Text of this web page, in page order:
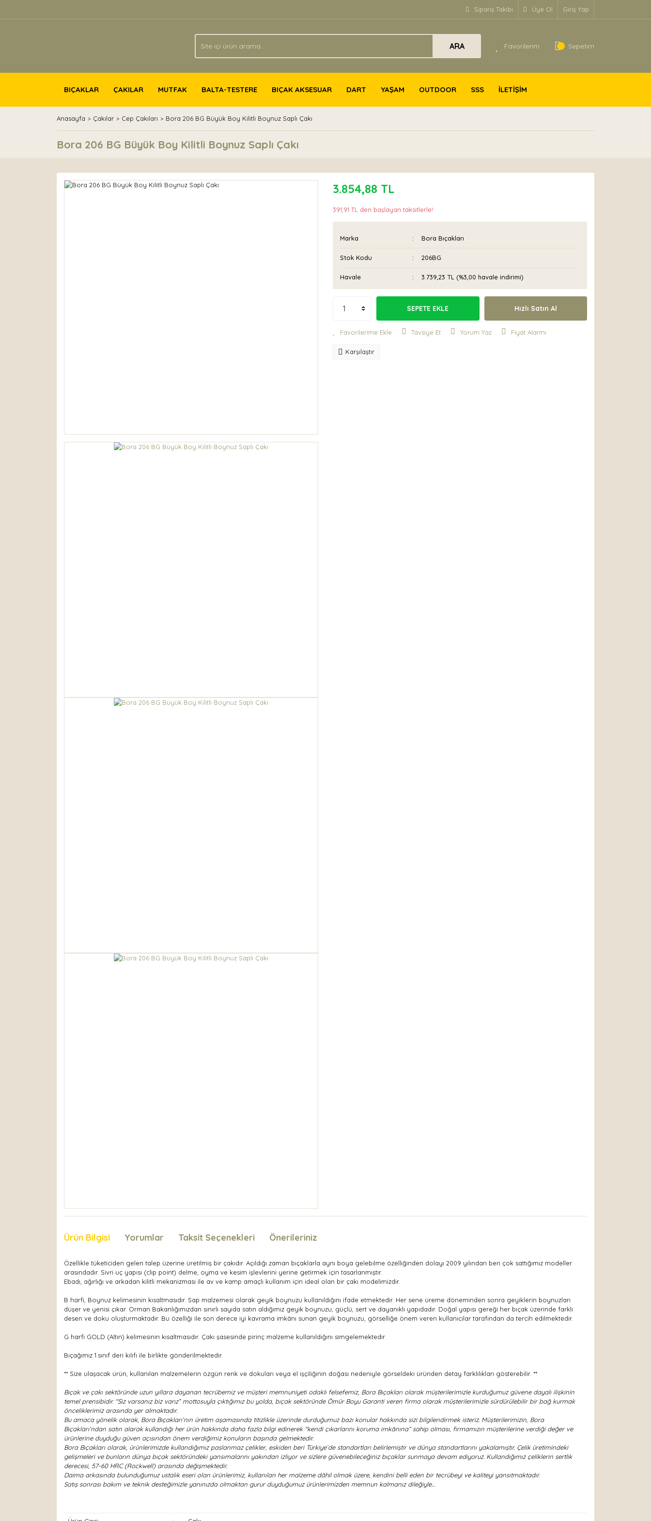
Sipariş Takibi Üye Ol Giriş Yap
ARA Favorilerim Sepetim
BIÇAKLAR ÇAKILAR MUTFAK BALTA-TESTERE BIÇAK AKSESUAR DART YAŞAM OUTDOOR SSS İLETİŞİM
Anasayfa Çakılar Cep Çakıları Bora 206 BG Büyük Boy Kilitli Boynuz Saplı Çakı
Bora 206 BG Büyük Boy Kilitli Boynuz Saplı Çakı
3.854,88 TL
391,91 TL den başlayan taksitlerle!
Marka Bora Bıçakları
Stok Kodu 206BG
Havale 3.739,23 TL (%3,00 havale indirimi)
SEPETE EKLE Hızlı Satın Al
Tavsiye Et Yorum Yaz Fiyat Alarmı
Karşılaştır
Ürün Bilgisi Yorumlar Taksit Seçenekleri Önerileriniz
Özellikle tüketiciden gelen talep üzerine üretilmiş bir çakıdır. Açıldığı zaman bıçaklarla aynı boya gelebilme özelliğinden dolayı 2009 yılından beri çok sattığımız modeller
arasındadır. Sivri uç yapısı (clip point) delme, oyma ve kesim işlevlerini yerine getirmek için tasarlanmıştır.
Ebadı, ağırlığı ve arkadan kilitli mekanizması ile av ve kamp amaçlı kullanım için ideal olan bir çakı modelimizdir.
B harfi, Boynuz kelimesinin kısaltmasıdır. Sap malzemesi olarak geyik boynuzu kullanıldığını ifade etmektedir. Her sene üreme döneminden sonra geyiklerin boynuzları
düşer ve yenisi çıkar. Orman Bakanlığımızdan sınırlı sayıda satın aldığımız geyik boynuzu, güçlü, sert ve dayanıklı yapıdadır. Doğal yapısı gereği her bıçak üzerinde farklı
desen ve doku oluşturmaktadır. Bu özelliği ile son derece iyi kavrama imkânı sunan geyik boynuzu, görselliğe önem veren kullanıcılar tarafından da tercih edilmektedir.
G harfi GOLD (Altın) kelimesinin kısaltmasıdır. Çakı şasesinde pirinç malzeme kullanıldığını simgelemektedir.
Bıçağımız 1.sınıf deri kılıfı ile birlikte gönderilmektedir.
** Size ulaşacak ürün, kullanılan malzemelerin özgün renk ve dokuları veya el işçiliğinin doğası nedeniyle görseldeki üründen detay farklılıkları gösterebilir. **
Bıçak ve çakı sektöründe uzun yıllara dayanan tecrübemiz ve müşteri memnuniyeti odaklı felsefemiz, Bora Bıçakları olarak müşterilerimizle kurduğumuz güvene dayalı ilişkinin
temel prensibidir. "Siz varsanız biz varız” mottosuyla çıktığımız bu yolda, bıçak sektöründe Ömür Boyu Garanti veren firma olarak müşterilerimizle sürdürülebilir bir bağ kurmak
önceliklerimiz arasında yer almaktadır.
Bu amaca yönelik olarak, Bora Bıçakları’nın üretim aşamasında titizlikle üzerinde durduğumuz bazı konular hakkında sizi bilgilendirmek isteriz. Müşterilerimizin, Bora
Bıçakları’ndan satın alarak kullandığı her ürün hakkında daha fazla bilgi edinerek "kendi çıkarlarını koruma imkânına” sahip olması, firmamızın müşterilerine verdiği değer ve
ürünlerine duyduğu güven açısından önem verdiğimiz konuların başında gelmektedir.
Bora Bıçakları olarak, ürünlerimizde kullandığımız paslanmaz çelikler, eskiden beri Türkiye’de standartları belirlemiştir ve dünya standartlarını yakalamıştır. Çelik üretimindeki
gelişmeleri ve bunların dünya bıçak sektöründeki yansımalarını yakından izliyor ve sizlere güvenebileceğiniz bıçaklar sunmaya devam ediyoruz. Kullandığımız çeliklerin sertlik
derecesi, 57-60 HRC (Rockwell) arasında değişmektedir.
Daima arkasında bulunduğumuz ustalık eseri olan ürünlerimiz, kullanılan her malzeme dâhil olmak üzere, kendini belli eden bir tecrübeyi ve kaliteyi yansıtmaktadır.
Satış sonrası bakım ve teknik desteğimizle yanınızda olmaktan gurur duyduğumuz ürünlerimizden memnun kalmanız dileğiyle…